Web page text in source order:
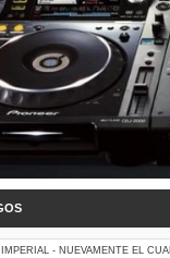
- NUEVAMENTE EL